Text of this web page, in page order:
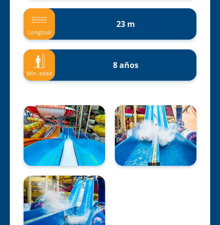
Longitud
23 m
Mín. edad
8 años